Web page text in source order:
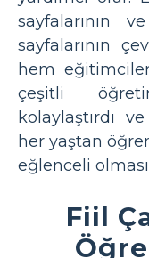
sayfalarının
sayfalarının
hem
çeşitli
kolaylaştırdı
her yaştan
eğlenceli
Fiil